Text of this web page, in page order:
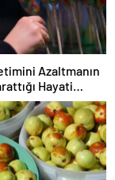
Azaltmanın
Hayati